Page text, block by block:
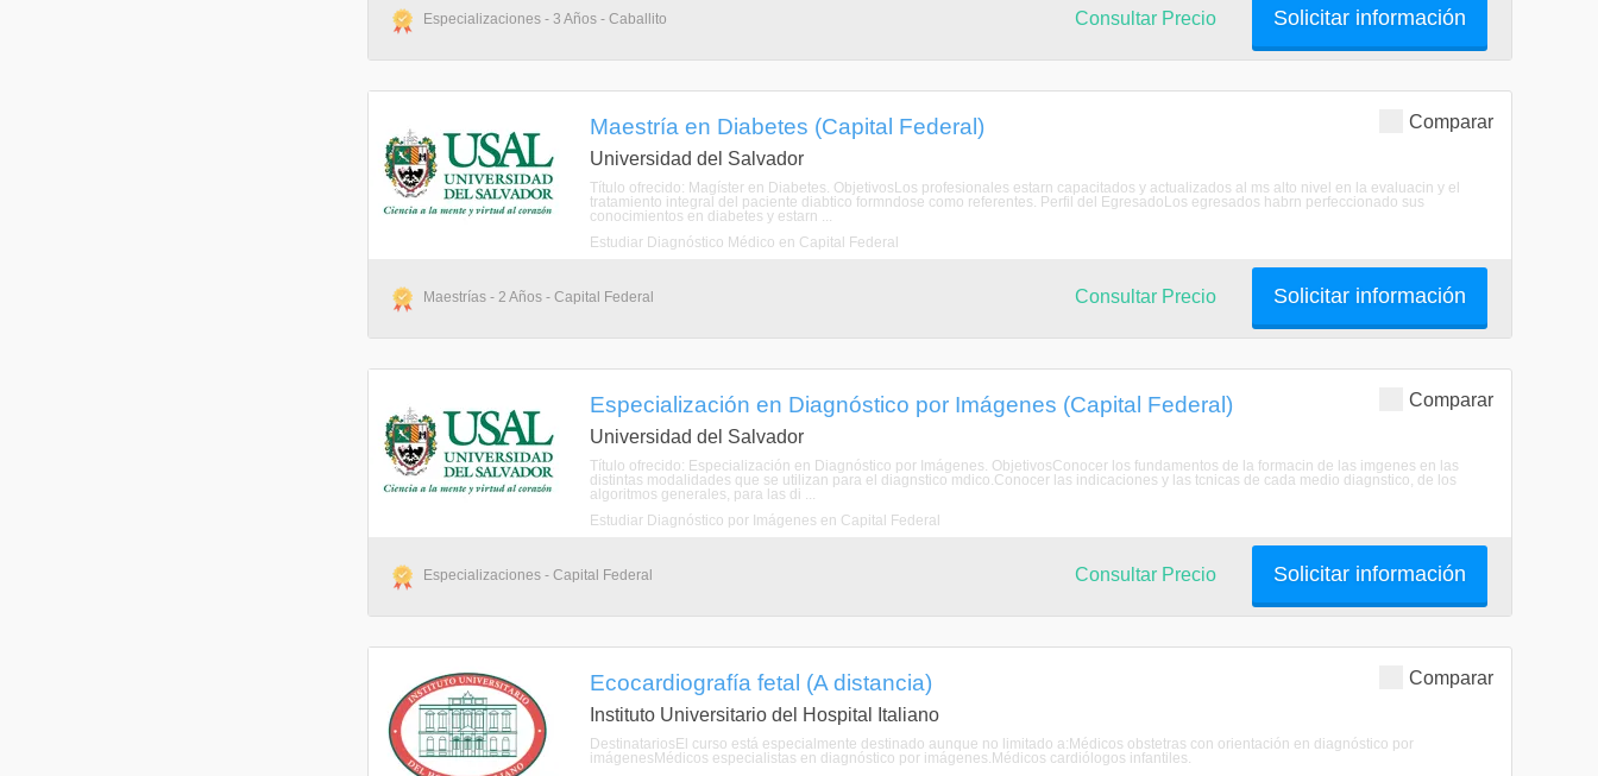
Especializaciones - 3 Años - Caballito Solicitar información
Consultar Precio
Comparar
Maestría en Diabetes (Capital Federal)
Universidad del Salvador
Título ofrecido: Magíster en Diabetes. ObjetivosLos profesionales estarn capacitados y actualizados al ms alto nivel en la evaluacin y el
tratamiento integral del paciente diabtico formndose como referentes. Perfil del EgresadoLos egresados habrn perfeccionado sus
conocimientos en diabetes y estarn ...
Estudiar Diagnóstico Médico en Capital Federal
Maestrías - 2 Años - Capital Federal Solicitar información
Consultar Precio
Comparar
Especialización en Diagnóstico por Imágenes (Capital Federal)
Universidad del Salvador
Título ofrecido: Especialización en Diagnóstico por Imágenes. ObjetivosConocer los fundamentos de la formacin de las imgenes en las
distintas modalidades que se utilizan para el diagnstico mdico.Conocer las indicaciones y las tcnicas de cada medio diagnstico, de los
algoritmos generales, para las di ...
Estudiar Diagnóstico por Imágenes en Capital Federal
Especializaciones - Capital Federal Solicitar información
Consultar Precio
Comparar
Ecocardiografía fetal (A distancia)
Instituto Universitario del Hospital Italiano
DestinatariosEl curso está especialmente destinado aunque no limitado a:Médicos obstetras con orientación en diagnóstico por
imágenesMédicos especialistas en diagnóstico por imágenes.Médicos cardiólogos infantiles.